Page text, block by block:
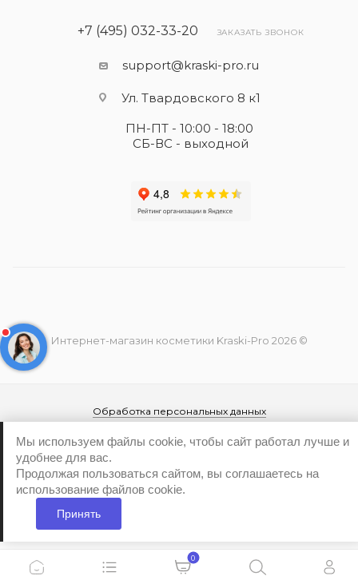
+7 (495) 032-33-20 ЗАКАЗАТЬ ЗВОНОК
support@kraski-pro.ru
Ул. Твардовского 8 к1
ПН-ПТ - 10:00 - 18:00
СБ-ВС - выходной
Интернет-магазин косметики Kraski-Pro 2026 ©
Обработка персональных данных
Мы используем файлы cookie, чтобы сайт работал лучше и
удобнее для вас.
Продолжая пользоваться сайтом, вы соглашаетесь на
использование файлов cookie.
Принять
0